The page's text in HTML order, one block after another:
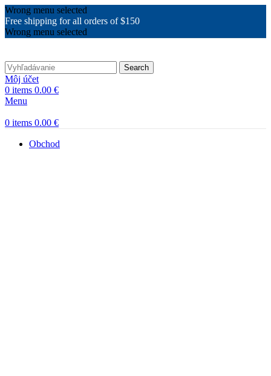
Wrong menu selected
Free shipping for all orders of $150
Wrong menu selected
Search
Môj účet
0 items 0.00 €
Menu
0 items 0.00 €
Obchod